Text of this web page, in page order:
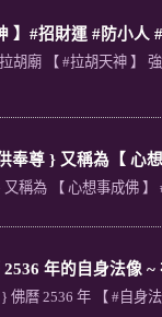
】#招財運 #防小人
胡廟 【 #拉胡天神 】
奉尊 } 又稱為【 心
稱為 【 心想事成佛
2536 年的自身法像
佛曆 2536 年 【 #自身